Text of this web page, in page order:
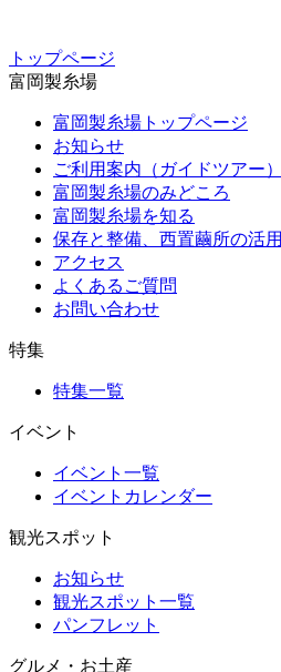
トップページ
富岡製糸場
富岡製糸場トップページ
お知らせ
ご利用案内（ガイドツアー）
富岡製糸場のみどころ
富岡製糸場を知る
保存と整備、西置繭所の活用
アクセス
よくあるご質問
お問い合わせ
特集
特集一覧
イベント
イベント一覧
イベントカレンダー
観光スポット
お知らせ
観光スポット一覧
パンフレット
グルメ・お土産